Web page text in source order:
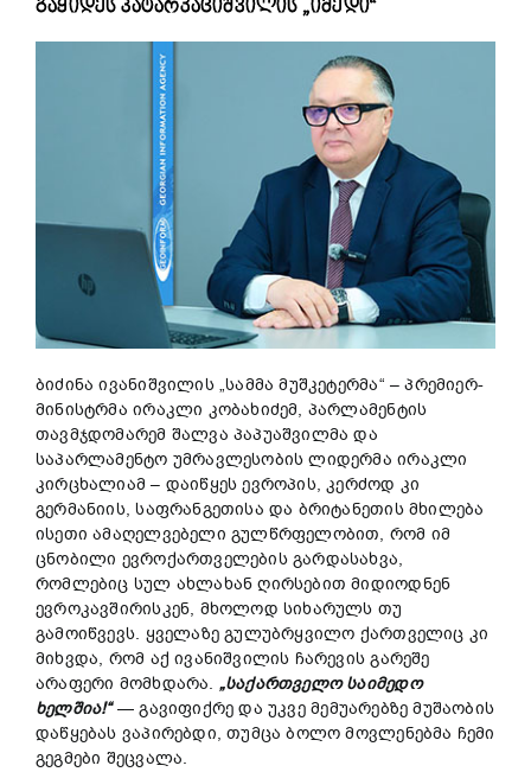
გაყიდეს პატარკაციშვილის „იმედი“
ბიძინა ივანიშვილის „სამმა მუშკეტერმა“ – პრემიერ-
მინისტრმა ირაკლი კობახიძემ, პარლამენტის
თავმჯდომარემ შალვა პაპუაშვილმა და
საპარლამენტო უმრავლესობის ლიდერმა ირაკლი
კირცხალიამ – დაიწყეს ევროპის, კერძოდ კი
გერმანიის, საფრანგეთისა და ბრიტანეთის მხილება
ისეთი ამაღელვებელი გულწრფელობით, რომ იმ
ცნობილი ევროქართველების გარდასახვა,
რომლებიც სულ ახლახან ღირსებით მიდიოდნენ
ევროკავშირისკენ, მხოლოდ სიხარულს თუ
გამოიწვევს. ყველაზე გულუბრყვილო ქართველიც კი
მიხვდა, რომ აქ ივანიშვილის ჩარევის გარეშე
არაფერი მომხდარა. „საქართველო საიმედო
ხელშია!“— გავიფიქრე და უკვე მემუარებზე მუშაობის
დაწყებას ვაპირებდი, თუმცა ბოლო მოვლენებმა ჩემი
გეგმები შეცვალა.